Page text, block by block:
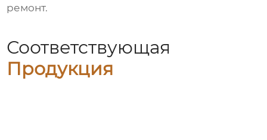
ремонт.
Соответствующая
Продукция